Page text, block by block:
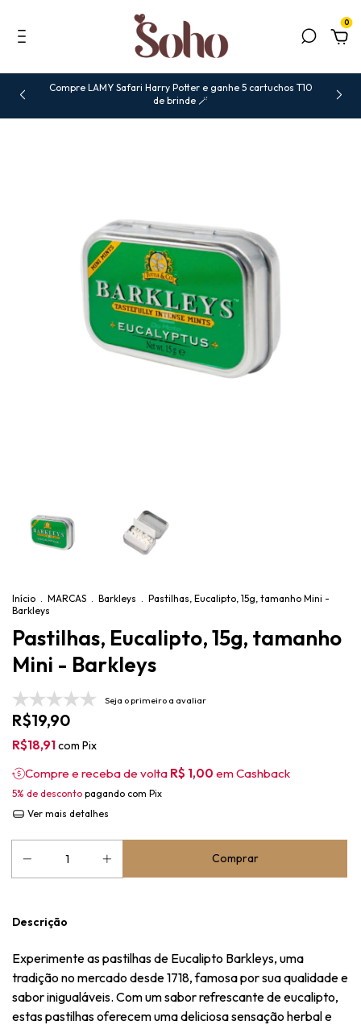
0
Compre LAMY Safari Harry Potter e ganhe 5 cartuchos T10
de brinde 🪄
Início . MARCAS . Barkleys . Pastilhas, Eucalipto, 15g, tamanho Mini -
Barkleys
Pastilhas, Eucalipto, 15g, tamanho
Mini - Barkleys
Seja o primeiro a avaliar
R$19,90
R$18,91com Pix
Compre e receba de volta R$ 1,00 em Cashback
5% de desconto pagando com Pix
Ver mais detalhes
Descrição
Experimente as pastilhas de Eucalipto Barkleys, uma
tradição no mercado desde 1718, famosa por sua qualidade e
sabor inigualáveis. Com um sabor refrescante de eucalipto,
estas pastilhas oferecem uma deliciosa sensação herbal e